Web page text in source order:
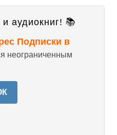
аудиокниг! 📚
Подписки в
неограниченным